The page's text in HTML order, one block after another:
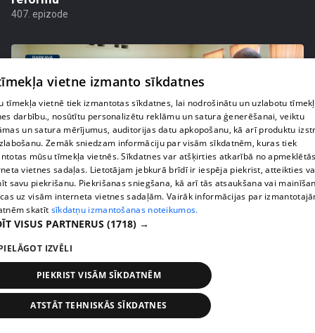
407. epizode
pirms 1 nedēļas, 1 dienas 00:02:47
Barkavā sākas kapelmeistaru mācības, lai nodotu
paaudzēm
407. epizode
vietne izmanto sīkdatnes
tīmekļa vietnē tiek izmantotas sīkdatnes, lai nodrošinātu un uzlabotu
darbību., nosūtītu personalizētu reklāmu un satura ģenerēšanai, veiktu
un satura mērījumus, auditorijas datu apkopošanu, kā arī produktu
Zemāk sniedzam informāciju par visām sīkdatnēm, kuras tiek
mūsu tīmekļa vietnēs. Sīkdatnes var atšķirties atkarībā no
vietnes sadaļas. Lietotājam jebkurā brīdī ir iespēja piekrist, atteikties
savu piekrišanu. Piekrišanas sniegšana, kā arī tās atsaukšana vai
uz visām interneta vietnes sadaļām. Vairāk informācijas par
skatīt sīkdatņu izmantošanas noteikumos.
VISUS PARTNERUS (1718) →
IZVĒLI
PIEKRIST VISĀM SĪKDATNĒM
ATSTĀT TEHNISKĀS SĪKDATNES